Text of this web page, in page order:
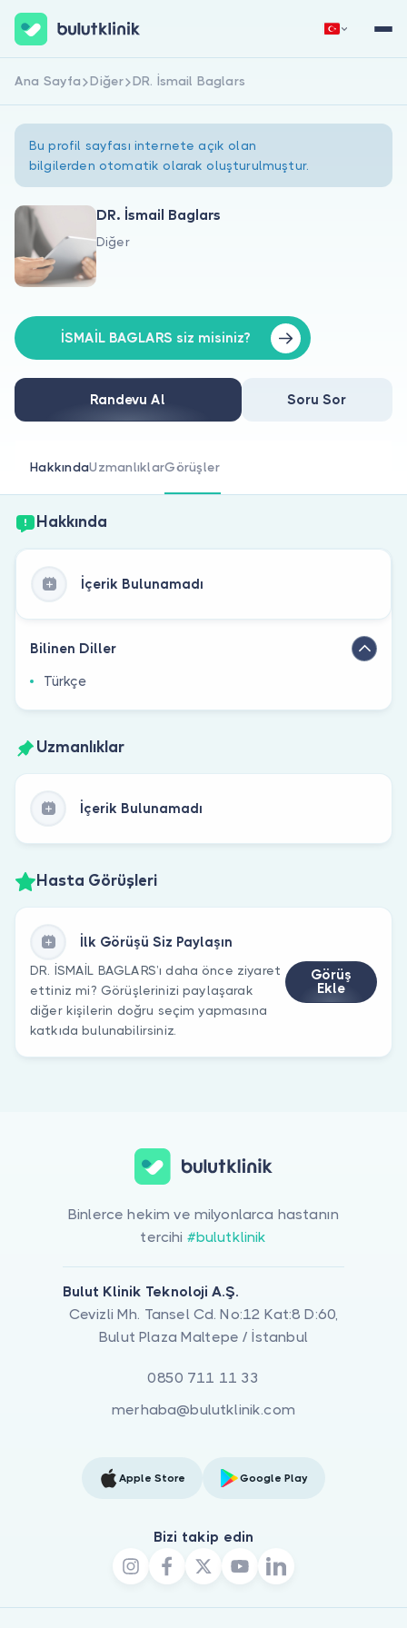
Hakkımızda
Doktorlar için
Doktor musunuz?
Hemen Kaydol
Ana Sayfa Diğer DR. İsmail Baglars
Bu profil sayfası internete açık olan
bilgilerden otomatik olarak oluşturulmuştur.
DR. İsmail Baglars
Diğer
İSMAİL BAGLARS siz misiniz?
Randevu Al Soru Sor
HakkındaUzmanlıklarGörüşler
Hakkında
İçerik Bulunamadı
Bilinen Diller
Türkçe
Uzmanlıklar
İçerik Bulunamadı
Hasta Görüşleri
İlk Görüşü Siz Paylaşın
DR. İSMAİL BAGLARS’ı daha önce ziyaret
ettiniz mi? Görüşlerinizi paylaşarak
diğer kişilerin doğru seçim yapmasına
katkıda bulunabilirsiniz.
Görüş
Ekle
Binlerce hekim ve milyonlarca hastanın
tercihi #bulutklinik
Bulut Klinik Teknoloji A.Ş.
Cevizli Mh. Tansel Cd. No:12 Kat:8 D:60,
Bulut Plaza Maltepe / İstanbul
0850 711 11 33
merhaba@bulutklinik.com
Apple Store Google Play
Bizi takip edin